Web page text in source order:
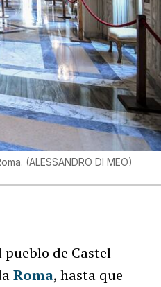
(ALESSANDRO DI MEO)
de Castel
Roma, hasta que